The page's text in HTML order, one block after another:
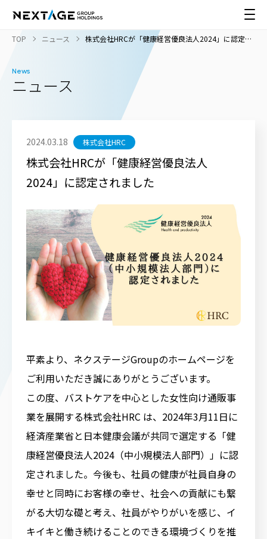
TOP ニュース
株式会社HRCが「健康経営優良法人2024」に認定さ
News
ニュース
株式会社HRCが「健康経営優良法人
2024」に認定されました
2024.03.18 株式会社HRC
平素より、ネクステージGroupのホームページを
ご利用いただき誠にありがとうございます。
この度、バストケアを中心とした女性向け通販事
業を展開する株式会社HRC は、2024年3月11日に
経済産業省と日本健康会議が共同で選定する「健
康経営優良法人2024（中小規模法人部門）」に認
定されました。今後も、社員の健康が社員自身の
幸せと同時にお客様の幸せ、社会への貢献にも繋
がる大切な礎と考え、社員がやりがいを感じ、イ
キイキと働き続けることのできる環境づくりを推